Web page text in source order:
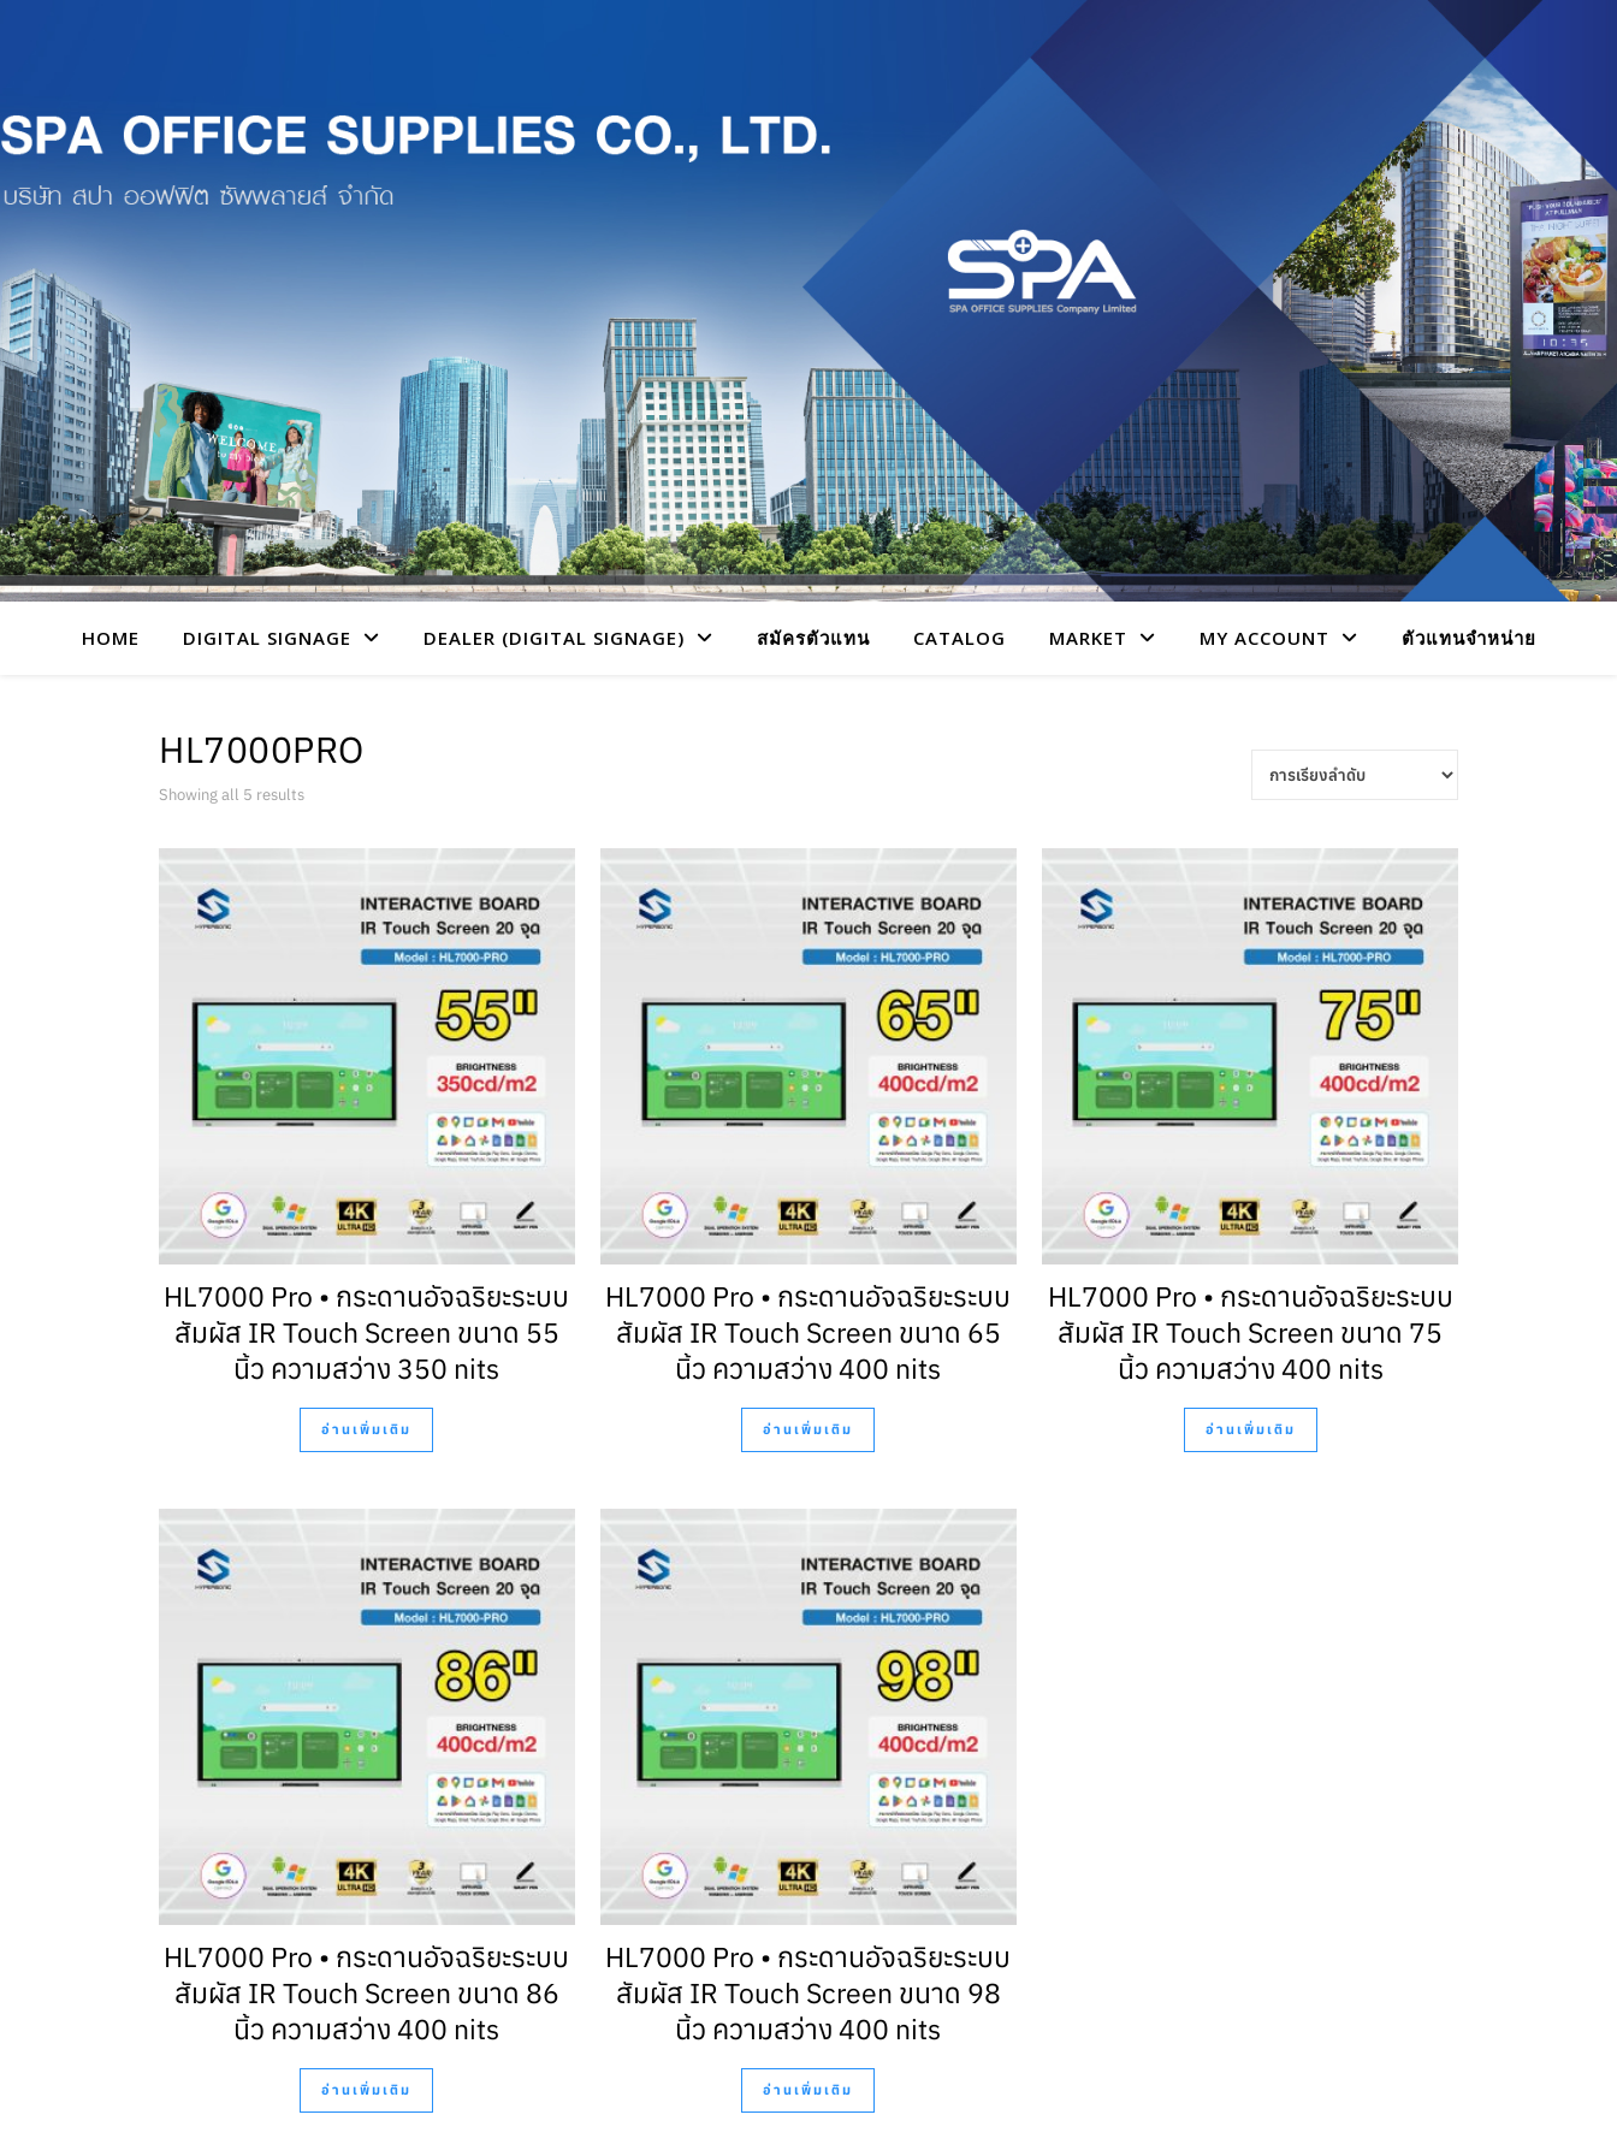
HOME DIGITAL SIGNAGE DEALER (DIGITAL SIGNAGE) สมัครตัวแทน CATALOG MARKET MY ACCOUNT ตัวแทนจำหน่าย
HL7000PRO
Showing all 5 results
HL7000 Pro • กระดานอัจฉริยะระบบ
สัมผัส IR Touch Screen ขนาด 55
นิ้ว ความสว่าง 350 nits
อ่านเพิ่มเติม
HL7000 Pro • กระดานอัจฉริยะระบบ
สัมผัส IR Touch Screen ขนาด 65
นิ้ว ความสว่าง 400 nits
อ่านเพิ่มเติม
HL7000 Pro • กระดานอัจฉริยะระบบ
สัมผัส IR Touch Screen ขนาด 75
นิ้ว ความสว่าง 400 nits
อ่านเพิ่มเติม
HL7000 Pro • กระดานอัจฉริยะระบบ
สัมผัส IR Touch Screen ขนาด 86
นิ้ว ความสว่าง 400 nits
อ่านเพิ่มเติม
HL7000 Pro • กระดานอัจฉริยะระบบ
สัมผัส IR Touch Screen ขนาด 98
นิ้ว ความสว่าง 400 nits
อ่านเพิ่มเติม